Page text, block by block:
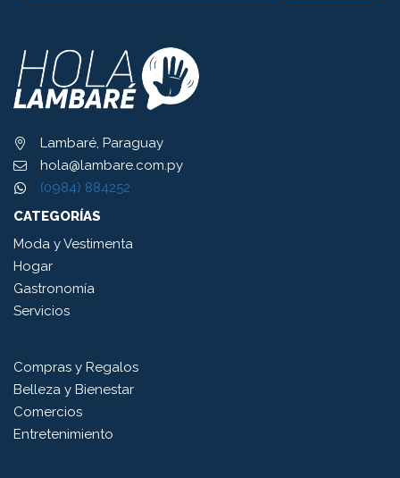
Lambaré, Paraguay
hola@lambare.com.py
(0984) 884252
CATEGORÍAS
Moda y Vestimenta
Hogar
Gastronomía
Servicios
Compras y Regalos
Belleza y Bienestar
Comercios
Entretenimiento